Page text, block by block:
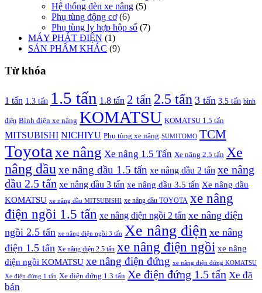
Hệ thống đèn xe nâng (5)
Phụ tùng động cơ (6)
Phụ tùng ly hợp hộp số (7)
MÁY PHÁT ĐIỆN (1)
SẢN PHẨM KHÁC (9)
Từ khóa
1 tấn 1.3 tấn 1.5 tấn 1.8 tấn 2 tấn 2.5 tấn 3 tấn 3.5 tấn bình
điện Bình điện xe nâng KOMATSU KOMATSU 1.5 tấn
MITSUBISHI NICHIYU Phụ tùng xe nâng SUMITOMO TCM
Toyota xe nâng Xe nâng 1.5 Tấn Xe nâng 2.5 tấn Xe
nâng dầu xe nâng dầu 1.5 tấn xe nâng dầu 2 tấn xe nâng
dầu 2.5 tấn xe nâng dầu 3 tấn xe nâng dầu 3.5 tấn Xe nâng dầu
KOMATSU xe nâng dầu MITSUBISHI xe nâng dầu TOYOTA xe nâng
điện ngồi 1.5 tấn xe nâng điện ngồi 2 tấn xe nâng điện
ngồi 2.5 tấn xe nâng điện ngồi 3 tấn Xe nâng điện xe nâng
điện 1.5 tấn Xe nâng điện 2.5 tấn xe nâng điện ngồi xe nâng
điện ngồi KOMATSU xe nâng điện đứng xe nâng điện đứng KOMATSU
Xe điện đứng 1 tấn Xe điện đứng 1.3 tấn Xe điện đứng 1.5 tấn Xe đã
bán